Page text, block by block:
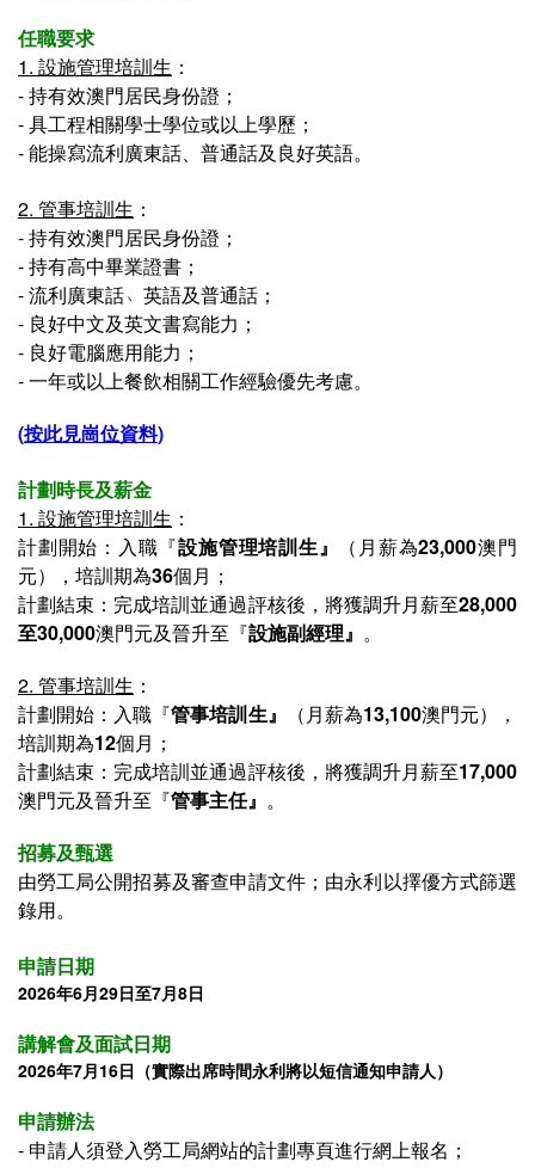
任職要求
1. 設施管理培訓生 ：
-持有效澳門居民身份證；
-具工程相關學士學位或以上學歷；
-能操寫流利廣東話、普通話及良好英語。
2. 管事培訓生 ：
-持有效澳門居民身份證；
-持有高中畢業證書；
- 流利廣東話﹅英語及普通話；
- 良好中文及英文書寫能力；
- 良好電腦應用能力；
- 一年或以上餐飲相關工作經驗優先考慮。
(按此見崗位資料)
計劃時長及薪金
1. 設施管理培訓生 ：
計劃開始：入職『設施管理培訓生』 （月薪為23,000澳門
元），培訓期為36個月；
計劃結束：完成培訓並通過評核後， 將獲調升月薪至28,000
至30,000澳門元及晉升至『設施副經理』 。
2. 管事培訓生 ：
計劃開始：入職『管事培訓生』 （月薪為13,100澳門元），
培訓期為12個月；
計劃結束： 完成培訓並通過評核後， 將獲調升月薪至17,000
澳門元及晉升至『管事主任』 。
招募及甄選
由勞工局公開招募及審查申請文件；由永利以擇優方式篩選
錄用。
申請日期
2026年6月29日至7月8日
講解會及面試日期
2026年7月16日（實際出席時間永利將以短信通知申請人）
申請辦法
- 申請人須登入勞工局網站的計劃專頁進行網上報名；